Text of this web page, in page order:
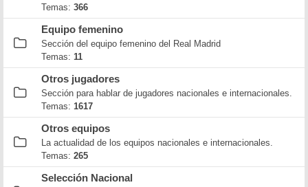
Temas: 366
Equipo femenino
Sección del equipo femenino del Real Madrid
Temas: 11
Otros jugadores
Sección para hablar de jugadores nacionales e internacionales.
Temas: 1617
Otros equipos
La actualidad de los equipos nacionales e internacionales.
Temas: 265
Selección Nacional